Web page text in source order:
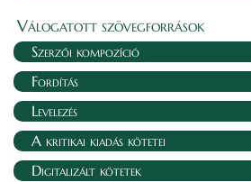
Válogatott szövegforrások
Szerzői kompozíció
Fordítás
Levelezés
A kritikai kiadás kötetei
Digitalizált kötetek